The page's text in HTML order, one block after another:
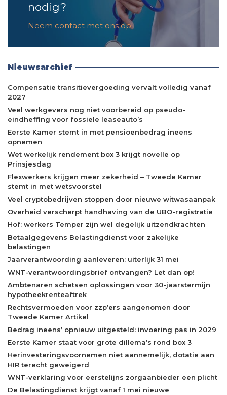
nodig?
Neem contact met ons op!
Nieuwsarchief
Compensatie transitievergoeding vervalt volledig vanaf
2027
Veel werkgevers nog niet voorbereid op pseudo-
eindheffing voor fossiele leaseauto’s
Eerste Kamer stemt in met pensioenbedrag ineens
opnemen
Wet werkelijk rendement box 3 krijgt novelle op
Prinsjesdag
Flexwerkers krijgen meer zekerheid – Tweede Kamer
stemt in met wetsvoorstel
Veel cryptobedrijven stoppen door nieuwe witwasaanpak
Overheid verscherpt handhaving van de UBO-registratie
Hof: werkers Temper zijn wel degelijk uitzendkrachten
Betaalgegevens Belastingdienst voor zakelijke
belastingen
Jaarverantwoording aanleveren: uiterlijk 31 mei
WNT-verantwoordingsbrief ontvangen? Let dan op!
Ambtenaren schetsen oplossingen voor 30-jaarstermijn
hypotheekrenteaftrek
Rechtsvermoeden voor zzp’ers aangenomen door
Tweede Kamer Artikel
Bedrag ineens’ opnieuw uitgesteld: invoering pas in 2029
Eerste Kamer staat voor grote dillema’s rond box 3
Herinvesteringsvoornemen niet aannemelijk, dotatie aan
HIR terecht geweigerd
WNT-verklaring voor eerstelijns zorgaanbieder een plicht
De Belastingdienst krijgt vanaf 1 mei nieuwe